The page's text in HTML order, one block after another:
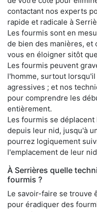
contactant nos experts
rapide et radicale à
Les fourmis sont en
de bien des manières, et
vous en éloigner sitôt
Les fourmis peuvent
l'homme, surtout
agressives ; et nos
pour comprendre les
entièrement.
Les fourmis se
depuis leur nid, jusqu'à
pourrez logiquement
l'emplacement de leur
À Serrières quelle
fourmis ?
Le savoir-faire se trouve
pour éradiquer des